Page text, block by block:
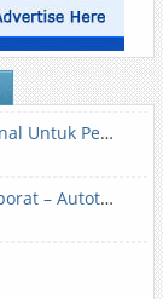
Klinik Dermatologi & Estetika Profesional Untuk Perawatan Kulit dan Kecantikan
Sewa Mobil Jakarta & Sewa Mobil Korporat – Autotranz Indonesia